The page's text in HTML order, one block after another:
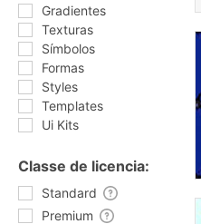
Gradientes
Texturas
Símbolos
Formas
Styles
Templates
Ui Kits
Classe de licencia:
Standard
Premium